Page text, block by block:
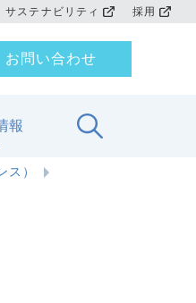
サステナビリティ 採用
報
お問い合わせ
）